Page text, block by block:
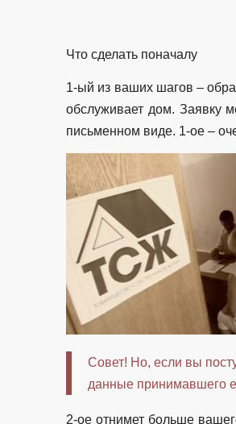
Что сделать поначалу
1-ый из ваших шагов –
обслуживает дом. Заявку
письменном виде. 1-ое –
Совет! Но, если вы
данные принимавшего
2-ое отнимет больше